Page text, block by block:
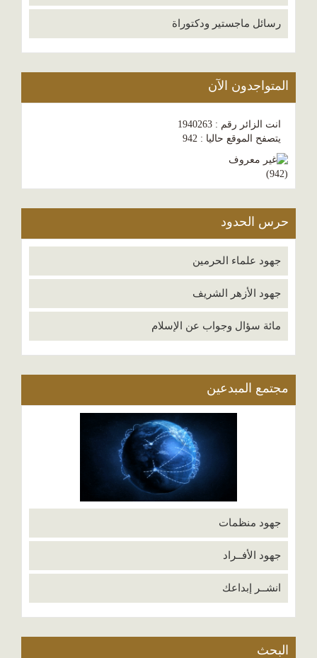
رسائل ماجستير ودكتوراة
المتواجدون الآن
انت الزائر رقم : 1940263
يتصفح الموقع حاليا : 942
(
942
)
حرس الحدود
جهود علماء الحرمين
جهود الأزهر الشريف
مائة سؤال وجواب عن الإسلام
مجتمع المبدعين
جهود منظمات
جهود الأفــراد
انشــر إبداعك
البحث